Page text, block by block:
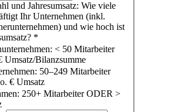
und Jahresumsatz: Wie viele
Ihr Unternehmen (inkl.
und wie hoch ist
*
< 50 Mitarbeiter
Bilanzsumme
50–249 Mitarbeiter
€ Umsatz
250+ Mitarbeiter ODER >